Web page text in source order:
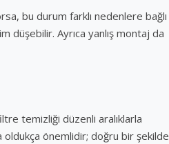
bu durum farklı nedenlere bağlı
düşebilir. Ayrıca yanlış montaj da
temizliği düzenli aralıklarla
oldukça önemlidir; doğru bir şekilde